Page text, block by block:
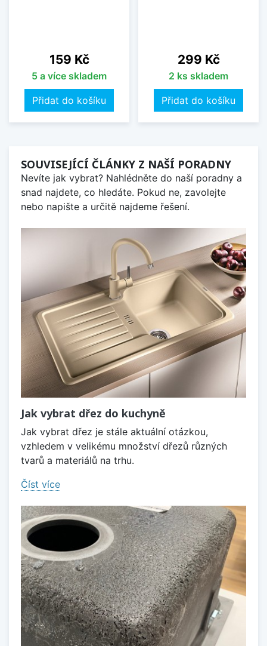
Cena
159 Kč
5 a více skladem
Přidat do košíku
Cena
299 Kč
2 ks skladem
Přidat do košíku
SOUVISEJÍCÍ ČLÁNKY Z NAŠÍ PORADNY
Nevíte jak vybrat? Nahlédněte do naší poradny a
snad najdete, co hledáte. Pokud ne, zavolejte
nebo napište a určitě najdeme řešení.
Jak vybrat dřez do kuchyně
Jak vybrat dřez je stále aktuální otázkou,
vzhledem v velikému množství dřezů různých
tvarů a materiálů na trhu.
Číst více